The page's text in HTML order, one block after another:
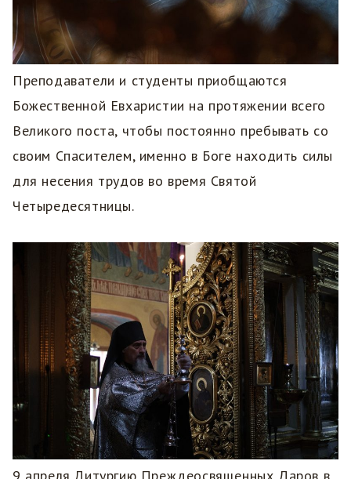
Преподаватели и студенты приобщаются
Божественной Евхаристии на протяжении всего
Великого поста, чтобы постоянно пребывать со
своим Спасителем, именно в Боге находить силы
для несения трудов во время Святой
Четыредесятницы.